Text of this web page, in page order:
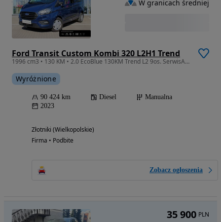
Ford Transit Custom Kombi 320 L2H1 Trend
1996 cm3 • 130 KM • 2.0 EcoBlue 130KM Trend L2 9os. SerwisASO FV23% Gwarancja
Wyróżnione
90 424 km Diesel
Manualna
2023
Złotniki (Wielkopolskie)
Firma • Podbite
Zobacz ogłoszenia
W granicach średniej
35 900 PLN